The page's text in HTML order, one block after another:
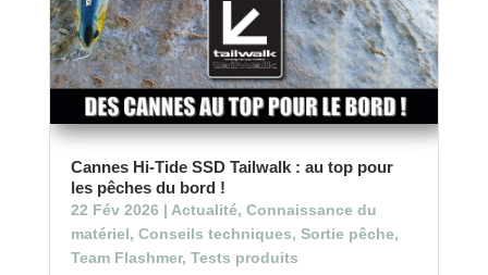
Cannes Hi-Tide SSD Tailwalk : au top pour
les pêches du bord !
22 Fév 2026 | Actualité, Connaissance du
matériel, Conseils techniques, Sortie pêche,
Team Flashmer, Tests produits